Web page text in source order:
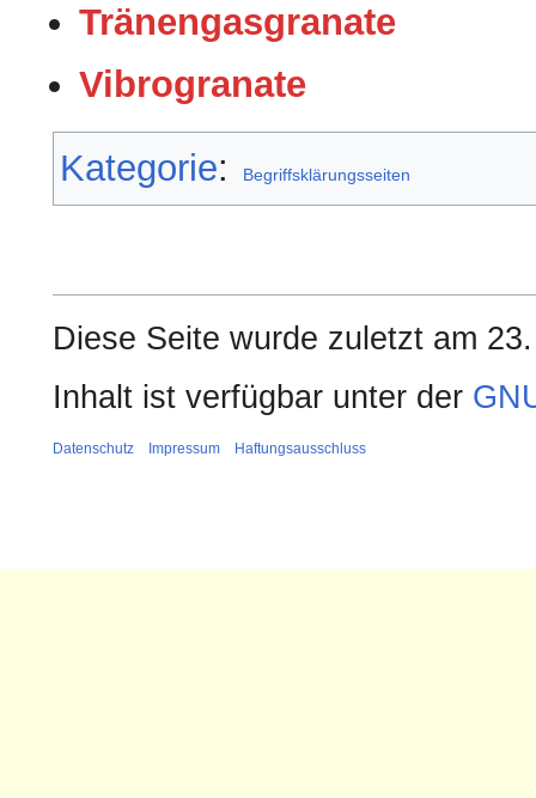
Tränengasgranate
Vibrogranate
Kategorie: Begriffsklärungsseiten
Diese Seite wurde zuletzt am
Inhalt ist verfügbar unter der
Datenschutz Impressum Haftungsausschluss